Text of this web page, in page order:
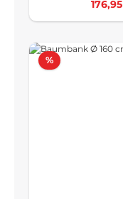
%Rabatt